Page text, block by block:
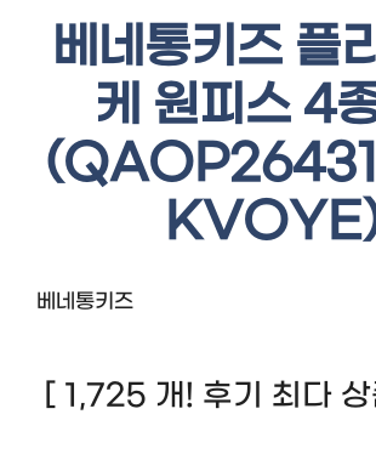
베네통키즈 플
케 원피스 4
베네통키즈
[ 1,725 개! 후기 최다